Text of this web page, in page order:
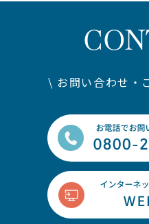
\ お問い合わせ・